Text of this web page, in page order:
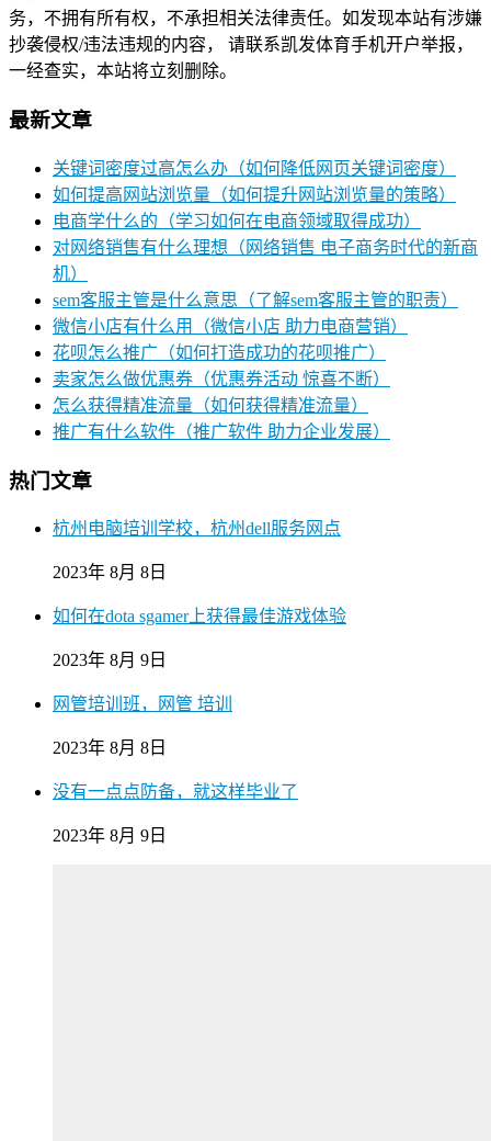
务，不拥有所有权，不承担相关法律责任。如发现本站有涉嫌
抄袭侵权/违法违规的内容， 请联系凯发体育手机开户举报，
一经查实，本站将立刻删除。
最新文章
关键词密度过高怎么办（如何降低网页关键词密度）
如何提高网站浏览量（如何提升网站浏览量的策略）
电商学什么的（学习如何在电商领域取得成功）
对网络销售有什么理想（网络销售 电子商务时代的新商
机）
sem客服主管是什么意思（了解sem客服主管的职责）
微信小店有什么用（微信小店 助力电商营销）
花呗怎么推广（如何打造成功的花呗推广）
卖家怎么做优惠券（优惠券活动 惊喜不断）
怎么获得精准流量（如何获得精准流量）
推广有什么软件（推广软件 助力企业发展）
热门文章
杭州电脑培训学校，杭州dell服务网点
2023年 8月 8日
如何在dota sgamer上获得最佳游戏体验
2023年 8月 9日
网管培训班，网管 培训
2023年 8月 8日
没有一点点防备，就这样毕业了
2023年 8月 9日